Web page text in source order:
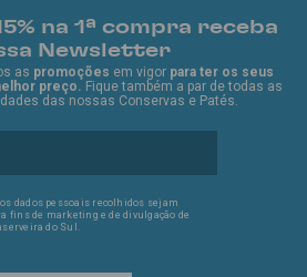
na 1ª compra receba
Newsletter
as promoções em vigor para ter os seus
preço. Fique também a par de todas as
das nossas Conservas e Patés.
dados pessoais recolhidos sejam
fins de marketing e de divulgação de
do Sul.